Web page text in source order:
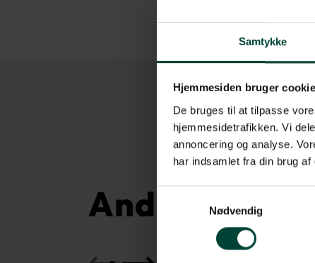
Samtykke
Hjemmesiden bruger
De bruges til at tilpasse
hjemmesidetrafikken. Vi
annoncering og analyse.
har indsamlet fra din brug
Nødvendig
Andre